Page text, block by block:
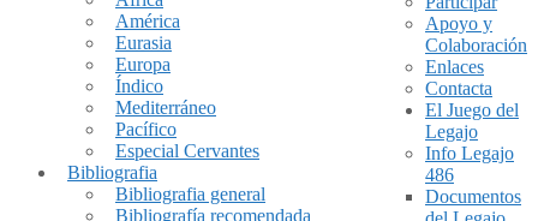
América
Eurasia
Europa
Índico
Mediterráneo
Pacífico
Especial Cervantes
Bibliografia
Bibliografia general
Bibliografía recomendada
Apoyo y
Colaboración
Enlaces
Contacta
El Juego del
Legajo
Info Legajo
486
Documentos